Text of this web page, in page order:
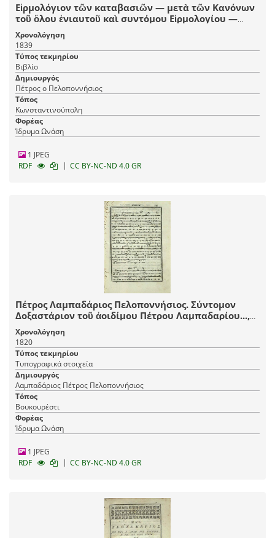
Εἱρμολόγιον τῶν καταβασιῶν — μετὰ τῶν Κανόνων
τοῦ ὅλου ἐνιαυτοῦ καὶ συντόμου Εἱρμολογίου —
ἐπιθεωρηθέντα — παρὰ Ἰωάννου Λαμαπδαρίου Νῦν
δεύτερον ἐκδοθὲν
Χρονολόγηση
1839
Τύπος τεκμηρίου
Βιβλίο
Δημιουργός
Πέτρος ο Πελοποννήσιος
Τόπος
Κωνσταντινούπολη
Φορέας
Ίδρυμα Ωνάση
1 JPEG
RDF
| CC BY-NC-ND 4.0 GR
Πέτρος Λαμπαδάριος Πελοποννήσιος. Σύντομον
Δοξαστάριον τοῦ ἀοιδίμου Πέτρου Λαμπαδαρίου...,
μεταφρασθὲν κατὰ τὴν νέαν μέθοδον τῆς μουσικῆς
τῶν μουσικολογιωτάτων διδασκάλων τοῦ νέου
συστήματος..., Βουκουρέστι, Τυπογραφεῖο
Βουκουρεστίου, 1820.
Χρονολόγηση
1820
Τύπος τεκμηρίου
Τυπογραφικά στοιχεία
Δημιουργός
Λαμπαδάριος Πέτρος Πελοποννήσιος
Τόπος
Βουκουρέστι
Φορέας
Ίδρυμα Ωνάση
1 JPEG
RDF
| CC BY-NC-ND 4.0 GR